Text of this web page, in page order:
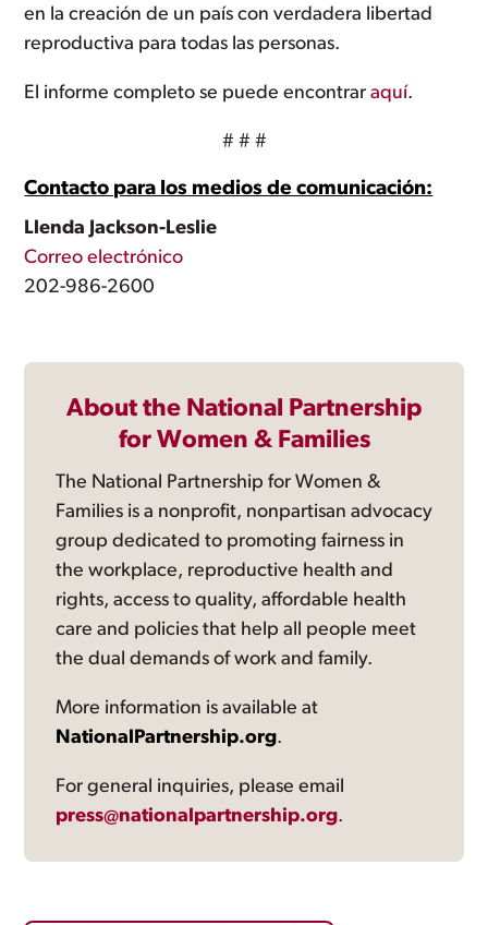
en la creación de un país con verdadera libertad
reproductiva para todas las personas.
El informe completo se puede encontraraquí.
# # #
Contacto para los medios de comunicación:
Llenda Jackson-Leslie
Correo electrónico
202-986-2600
About the National Partnership
for Women & Families
The National Partnership for Women &
Families is a nonprofit, nonpartisan advocacy
group dedicated to promoting fairness in
the workplace, reproductive health and
rights, access to quality, affordable health
care and policies that help all people meet
the dual demands of work and family.
More information is available at
NationalPartnership.org.
For general inquiries, please email
press@nationalpartnership.org.